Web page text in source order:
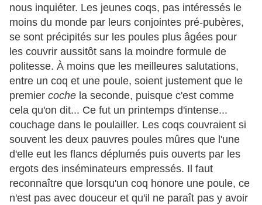
nous inquiéter. Les jeunes coqs, pas intéressés le
moins du monde par leurs conjointes pré-pubères,
se sont précipités sur les poules plus âgées pour
les couvrir aussitôt sans la moindre formule de
politesse. À moins que les meilleures salutations,
entre un coq et une poule, soient justement que le
premier coche la seconde, puisque c'est comme
cela qu'on dit... Ce fut un printemps d'intense...
couchage dans le poulailler. Les coqs couvraient si
souvent les deux pauvres poules mûres que l'une
d'elle eut les flancs déplumés puis ouverts par les
ergots des inséminateurs empressés. Il faut
reconnaître que lorsqu'un coq honore une poule, ce
n'est pas avec douceur et qu'il ne paraît pas y avoir